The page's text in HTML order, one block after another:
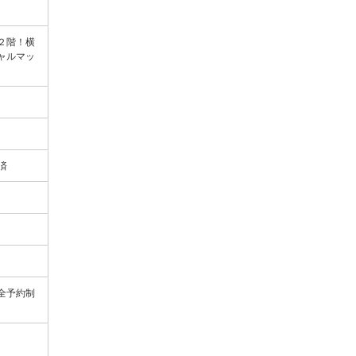
階！横
ルマッ
予約制